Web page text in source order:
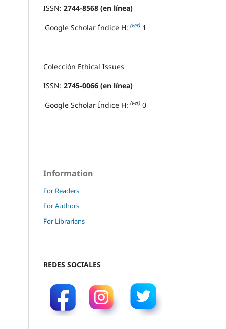
ISSN: 2744-8568 (en línea)
Google Scholar Índice H: (ver) 1
Colección Ethical Issues
ISSN: 2745-0066 (en línea)
Google Scholar Índice H: (ver) 0
Information
For Readers
For Authors
For Librarians
REDES SOCIALES